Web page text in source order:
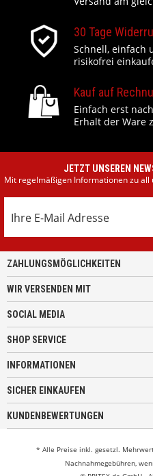
30 Tage
Schnell, einfach
risikofrei
Kauf auf
Einfach erst nach
Erhalt der Ware
JETZT UNSEREN
Mit regelmäßigen Informationen zu
ZAHLUNGSMÖGLICHKEITEN
WIR VERSENDEN MIT
SOCIAL MEDIA
SHOP SERVICE
INFORMATIONEN
SICHER EINKAUFEN
KUNDENBEWERTUNGEN
* Alle Preise inkl. gesetzl.
Nachnahmegebühren,